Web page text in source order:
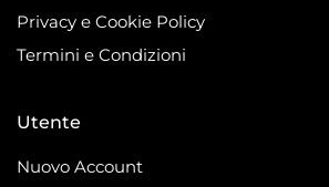
Privacy e Cookie Policy
Termini e Condizioni
Utente
Nuovo Account